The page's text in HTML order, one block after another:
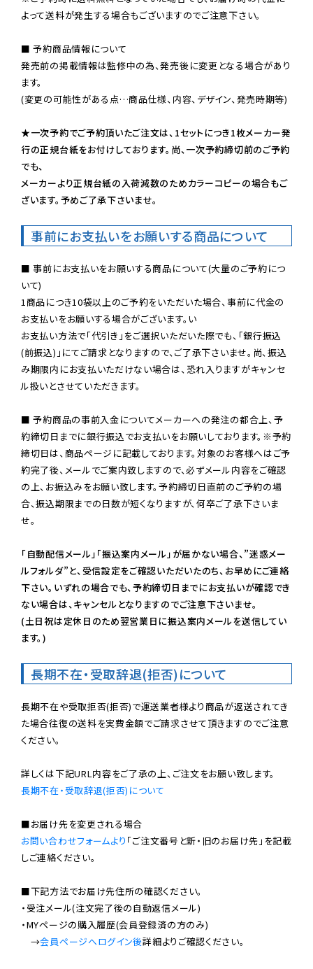
よって送料が発生する場合もございますのでご注意下さい。
■ 予約商品情報について
発売前の掲載情報は監修中の為、発売後に変更となる場合があり
ます。
(変更の可能性がある点…商品仕様、内容、デザイン、発売時期等)
★一次予約でご予約頂いたご注文は、1セットにつき1枚メーカー発
行の正規台紙をお付けしております。尚、一次予約締切前のご予約
でも、
メーカーより正規台紙の入荷減数のためカラーコピーの場合もご
ざいます。予めご了承下さいませ。
事前にお支払いをお願いする商品について
■ 事前にお支払いをお願いする商品について(大量のご予約につ
いて)
1商品につき10袋以上のご予約をいただいた場合、事前に代金の
お支払いをお願いする場合がございます。い
お支払い方法で「代引き」をご選択いただいた際でも、「銀行振込
(前振込)」にてご請求となりますので、ご了承下さいませ。尚、振込
み期限内にお支払いただけない場合は、恐れ入りますがキャンセ
ル扱いとさせていただきます。
■ 予約商品の事前入金についてメーカーへの発注の都合上、予
約締切日までに銀行振込でお支払いをお願いしております。※予約
締切日は、商品ページに記載しております。対象のお客様へはご予
約完了後、メールでご案内致しますので、必ずメール内容をご確認
の上、お振込みをお願い致します。予約締切日直前のご予約の場
合、振込期限までの日数が短くなりますが、何卒ご了承下さいま
せ。
「自動配信メール」「振込案内メール」が届かない場合、”迷惑メー
ルフォルダ”と、受信設定をご確認いただいたのち、お早めにご連絡
下さい。いずれの場合でも、予約締切日までにお支払いが確認でき
ない場合は、キャンセルとなりますのでご注意下さいませ。
(土日祝は定休日のため翌営業日に振込案内メールを送信してい
ます。)
長期不在・受取辞退(拒否)について
長期不在や受取拒否(拒否)で運送業者様より商品が返送されてき
た場合往復の送料を実費金額でご請求させて頂きますのでご注意
ください。
長期不在・受取辞退(拒否)について
お問い合わせフォームより 「ご注文番号と新・旧のお届け先」を記載
しご連絡ください。
■下記方法でお届け先住所の確認ください。
・受注メール(注文完了後の自動返信メール)
・MYページの購入履歴(会員登録済の方のみ)
→会員ページへログイン後詳細よりご確認ください。